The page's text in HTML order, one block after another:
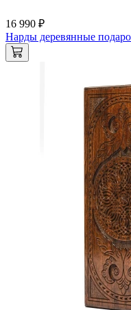
16 990 ₽
Нарды деревянные